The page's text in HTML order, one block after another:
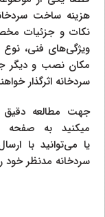
هزینه ساخت
نکات و جزئیات
ویژگی‌های فنی،
مکان نصب و دیگر
سردخانه اثرگذار
جهت مطالعه دقیق
میکنید به
یا می‌توانید با
سردخانه مدنظر خود